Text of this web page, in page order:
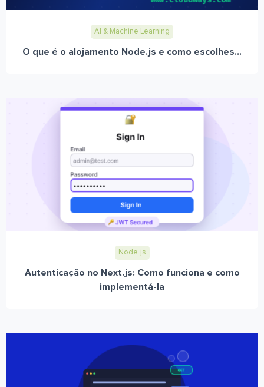
AI & Machine Learning
O que é o alojamento Node.js e como escolhes...
Node.js
Autenticação no Next.js: Como funciona e como
implementá-la